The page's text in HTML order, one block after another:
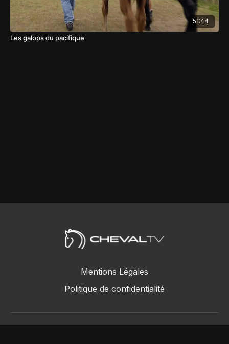
51:44
Les galops du pacifique
Mentions Légales
Politique de confidentialité